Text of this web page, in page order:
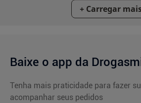
Baixe o app da
Tenha mais praticidade para fazer
acompanhar seus pedidos